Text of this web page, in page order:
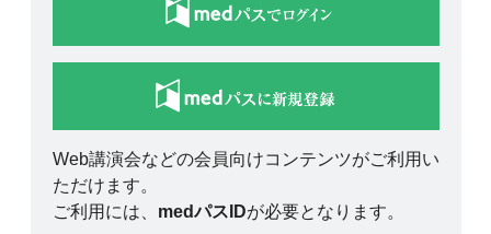
Web講演会などの会員向けコンテンツがご利用い
ただけます。
ご利用には、 medパスIDが必要となります。